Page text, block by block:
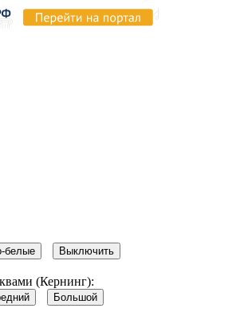
белые Выключить
(Кернинг):
Большой